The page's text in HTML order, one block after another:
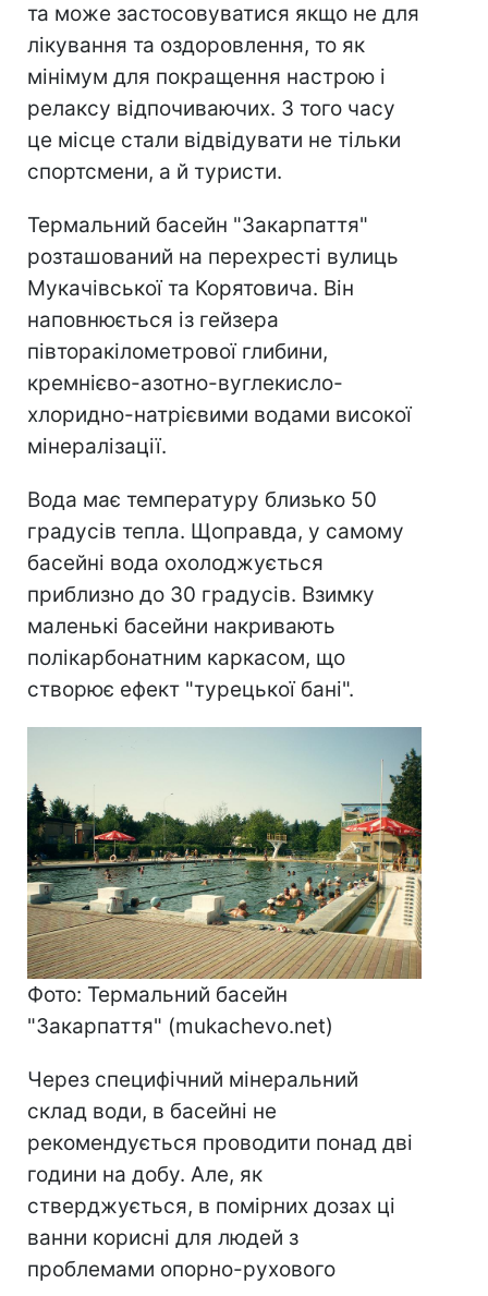
та може застосовуватися якщо не для
лікування та оздоровлення, то як
мінімум для покращення настрою і
релаксу відпочиваючих. З того часу
це місце стали відвідувати не тільки
спортсмени, а й туристи.
Термальний басейн "Закарпаття"
розташований на перехресті вулиць
Мукачівської та Корятовича. Він
наповнюється із гейзера
півторакілометрової глибини,
кремнієво-азотно-вуглекисло-
хлоридно-натрієвими водами високої
мінералізації.
Вода має температуру близько 50
градусів тепла. Щоправда, у самому
басейні вода охолоджується
приблизно до 30 градусів. Взимку
маленькі басейни накривають
полікарбонатним каркасом, що
створює ефект "турецької бані".
Фото: Термальний басейн
"Закарпаття" (mukachevo.net)
Через специфічний мінеральний
склад води, в басейні не
рекомендується проводити понад дві
години на добу. Але, як
стверджується, в помірних дозах ці
ванни корисні для людей з
проблемами опорно-рухового